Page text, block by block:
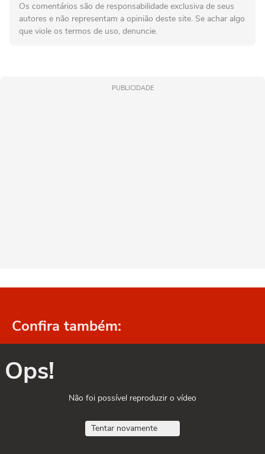
Os comentários são de responsabilidade exclusiva de seus
autores e não representam a opinião deste site. Se achar algo
que viole os termos de uso, denuncie.
PUBLICIDADE
Confira também:
Ops!
Não foi possível reproduzir o vídeo
Tentar novamente